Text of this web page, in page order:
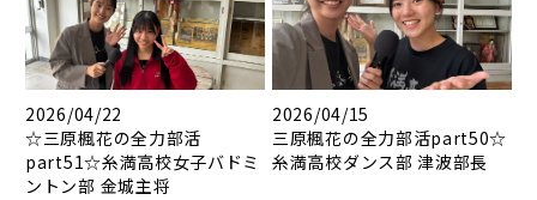
2026/04/22
☆三原楓花の全力部活
part51☆糸満高校女子バドミ
ントン部 金城主将
2026/04/15
三原楓花の全力部活part50☆
糸満高校ダンス部 津波部長